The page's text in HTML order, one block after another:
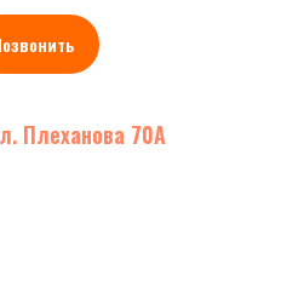
Плеханова 70А